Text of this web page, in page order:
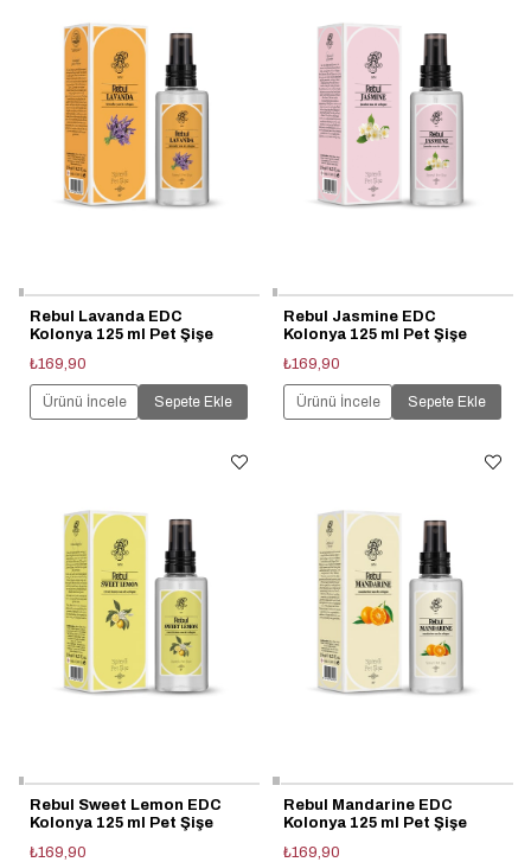
Rebul Lavanda EDC
Kolonya 125 ml Pet Şişe
₺169,90
Ürünü İncele Sepete Ekle
Rebul Jasmine EDC
Kolonya 125 ml Pet Şişe
₺169,90
Ürünü İncele Sepete Ekle
Rebul Sweet Lemon EDC
Kolonya 125 ml Pet Şişe
₺169,90
Rebul Mandarine EDC
Kolonya 125 ml Pet Şişe
₺169,90